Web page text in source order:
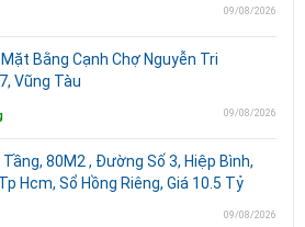
09/08/2026
Bằng Cạnh Chợ Nguyễn Tri
Vũng Tàu
09/08/2026
Tầng, 80M2 , Đường Số 3, Hiệp Bình,
Hcm, Sổ Hồng Riêng, Giá 10.5 Tỷ
09/08/2026